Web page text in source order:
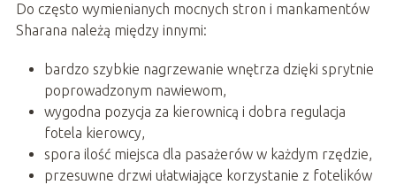
Do często wymienianych mocnych stron i mankamentów
Sharana należą między innymi:
bardzo szybkie nagrzewanie wnętrza dzięki sprytnie
poprowadzonym nawiewom,
wygodna pozycja za kierownicą i dobra regulacja
fotela kierowcy,
spora ilość miejsca dla pasażerów w każdym rzędzie,
przesuwne drzwi ułatwiające korzystanie z fotelików